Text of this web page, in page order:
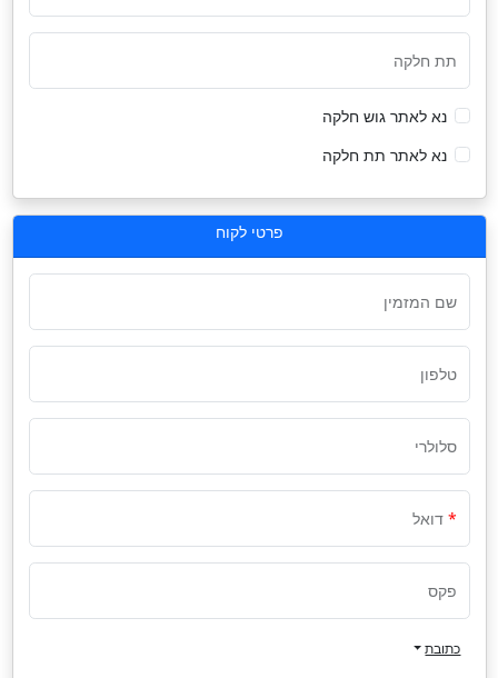
תת חלקה
נא לאתר גוש חלקה
נא לאתר תת חלקה
פרטי לקוח
שם המזמין
טלפון
סלולרי
דואל
פקס
כתובת